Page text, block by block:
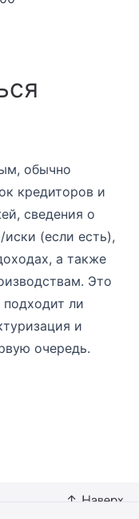
обычно
кредиторов и
сведения о
(если есть),
а также
Это
ли
и
очередь.